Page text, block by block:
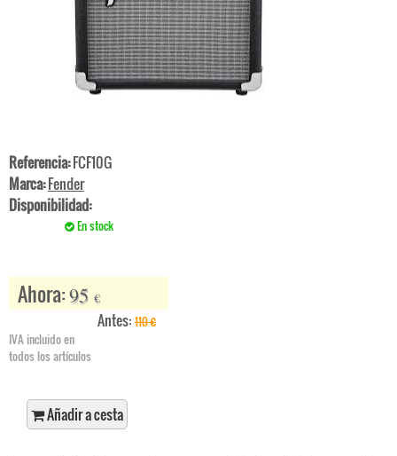
Referencia:FCF10G
Marca:Fender
Disponibilidad:
En stock
Ahora:95 €
Antes: 110€
IVA incluido en
todos los artículos
Añadir a cesta